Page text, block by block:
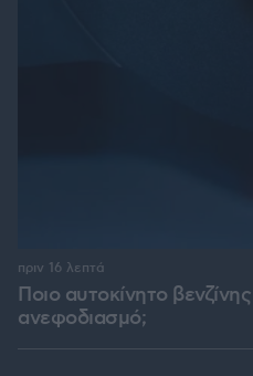
Ποιο αυτοκίνητο
ανεφοδιασμό;
πριν 16 λεπτά